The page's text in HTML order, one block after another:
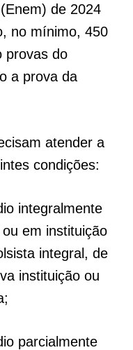
de 2024
no mínimo, 450
provas do
a prova da
atender a
condições:
integralmente
em instituição
integral, de
instituição ou
parcialmente